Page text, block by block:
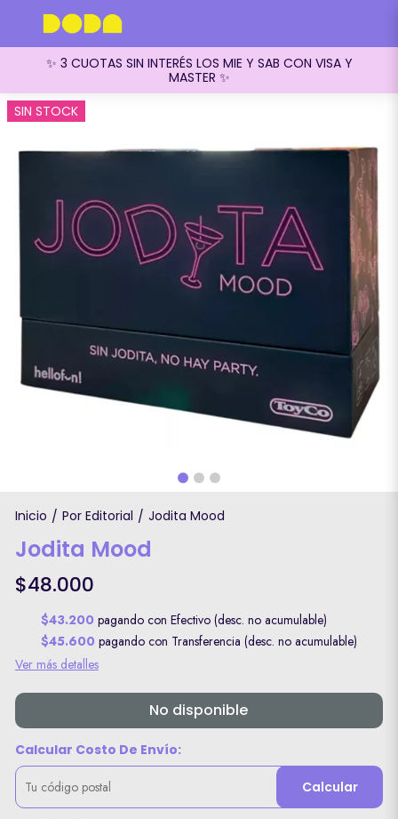
✨ 3 CUOTAS SIN INTERÉS LOS MIE Y SAB CON VISA Y
MASTER ✨
SIN STOCK
Inicio / Por Editorial / Jodita Mood
Jodita Mood
$48.000
$43.200 pagando con Efectivo (desc. no acumulable)
$45.600 pagando con Transferencia (desc. no acumulable)
Ver más detalles
No disponible
Calcular Costo De Envío:
Calcular